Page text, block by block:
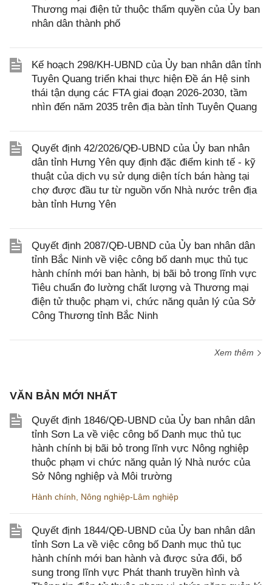
Thương mại điện tử thuộc thẩm quyền của Ủy ban
nhân dân thành phố
Kế hoạch 298/KH-UBND của Ủy ban nhân dân tỉnh
Tuyên Quang triển khai thực hiện Đề án Hệ sinh
thái tận dụng các FTA giai đoạn 2026-2030, tầm
nhìn đến năm 2035 trên địa bàn tỉnh Tuyên Quang
Quyết định 42/2026/QĐ-UBND của Ủy ban nhân
dân tỉnh Hưng Yên quy định đặc điểm kinh tế - kỹ
thuật của dịch vụ sử dụng diện tích bán hàng tại
chợ được đầu tư từ nguồn vốn Nhà nước trên địa
bàn tỉnh Hưng Yên
Quyết định 2087/QĐ-UBND của Ủy ban nhân dân
tỉnh Bắc Ninh về việc công bố danh mục thủ tục
hành chính mới ban hành, bị bãi bỏ trong lĩnh vực
Tiêu chuẩn đo lường chất lượng và Thương mại
điện tử thuộc phạm vi, chức năng quản lý của Sở
Công Thương tỉnh Bắc Ninh
Xem thêm
VĂN BẢN MỚI NHẤT
Quyết định 1846/QĐ-UBND của Ủy ban nhân dân
tỉnh Sơn La về việc công bố Danh mục thủ tục
hành chính bị bãi bỏ trong lĩnh vực Nông nghiệp
thuộc phạm vi chức năng quản lý Nhà nước của
Sở Nông nghiệp và Môi trường
Hành chính Nông nghiệp-Lâm nghiệp
Quyết định 1844/QĐ-UBND của Ủy ban nhân dân
tỉnh Sơn La về việc công bố Danh mục thủ tục
hành chính mới ban hành và được sửa đổi, bổ
sung trong lĩnh vực Phát thanh truyền hình và